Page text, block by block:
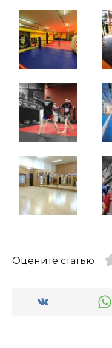
Оцените статью